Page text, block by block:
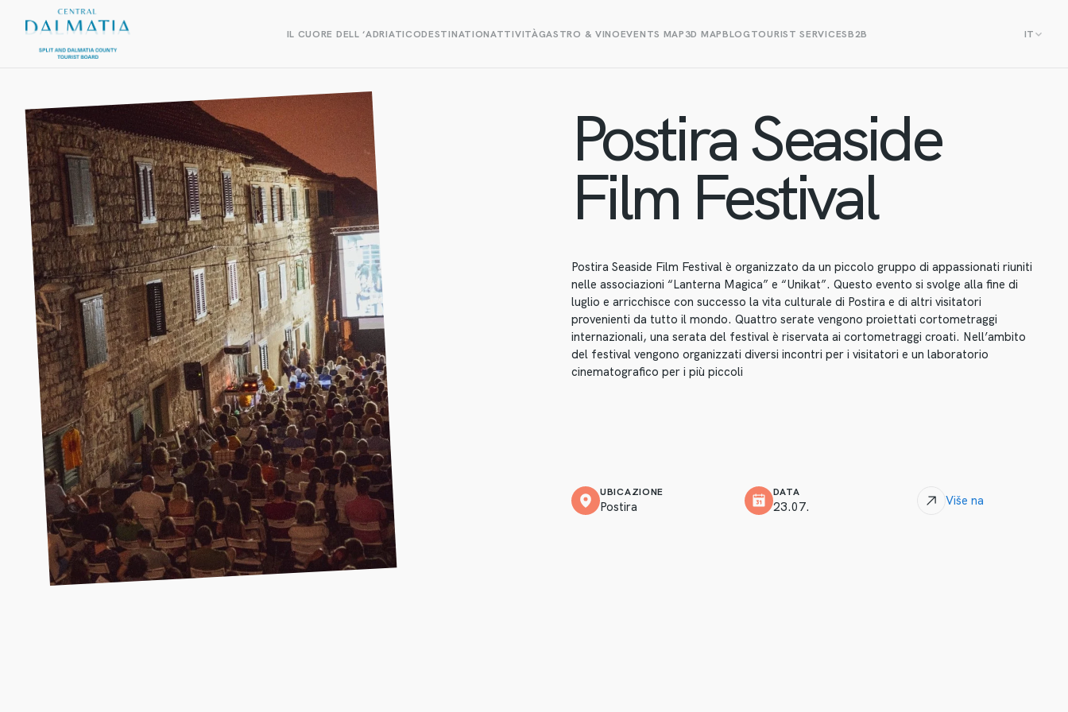
IL CUORE DELL ‘ADRIATICODESTINATIONATTIVITÀGASTRO & VINOEVENTS MAP3D MAPBLOGTOURIST SERVICESB2B IT
Postira Seaside
Film Festival
Postira Seaside Film Festival è organizzato da un piccolo gruppo di appassionati riuniti
nelle associazioni “Lanterna Magica” e “Unikat”. Questo evento si svolge alla fine di
luglio e arricchisce con successo la vita culturale di Postira e di altri visitatori
provenienti da tutto il mondo. Quattro serate vengono proiettati cortometraggi
internazionali, una serata del festival è riservata ai cortometraggi croati. Nell’ambito
del festival vengono organizzati diversi incontri per i visitatori e un laboratorio
cinematografico per i più piccoli
UBICAZIONE
Postira
DATA
23.07. Više na